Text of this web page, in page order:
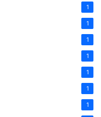
1
1
1
1
1
1
1